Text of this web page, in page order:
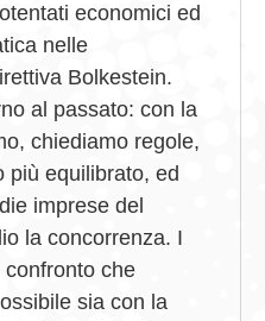
economici ed
nelle
Bolkestein.
al passato: con la
chiediamo regole,
più equilibrato, ed
imprese del
la concorrenza. I
che
sia con la